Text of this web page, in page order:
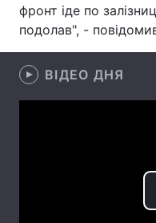
Екологія
фронт іде по
подолав", -
ВІДЕО ДНЯ